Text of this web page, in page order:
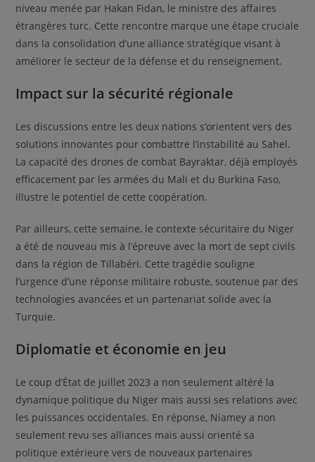
niveau menée par Hakan Fidan, le ministre des affaires
étrangères turc. Cette rencontre marque une étape cruciale
dans la consolidation d’une alliance stratégique visant à
améliorer le secteur de la défense et du renseignement.
Impact sur la sécurité régionale
Les discussions entre les deux nations s’orientent vers des
solutions innovantes pour combattre l’instabilité au Sahel.
La capacité des drones de combat Bayraktar, déjà employés
efficacement par les armées du Mali et du Burkina Faso,
illustre le potentiel de cette coopération.
Par ailleurs, cette semaine, le contexte sécuritaire du Niger
a été de nouveau mis à l’épreuve avec la mort de sept civils
dans la région de Tillabéri. Cette tragédie souligne
l’urgence d’une réponse militaire robuste, soutenue par des
technologies avancées et un partenariat solide avec la
Turquie.
Diplomatie et économie en jeu
Le coup d’État de juillet 2023 a non seulement altéré la
dynamique politique du Niger mais aussi ses relations avec
les puissances occidentales. En réponse, Niamey a non
seulement revu ses alliances mais aussi orienté sa
politique extérieure vers de nouveaux partenaires